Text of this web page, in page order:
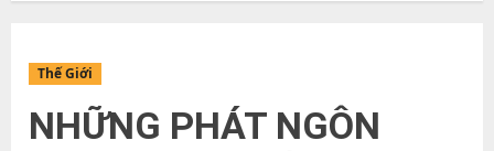
Thế Giới
NHỮNG PHÁT NGÔN